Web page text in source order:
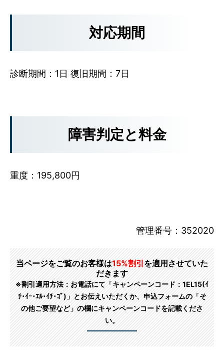
対応期間
診断期間：1日 復旧期間：7日
障害判定と料金
重度：195,800円
管理番号：352020
当ページをご覧のお客様は15%割引 を適用させていた
だきます
※割引適用方法：お電話にて「キャンペーンコード：1EL15(ｲ
ﾁ･ｲｰ･ｴﾙ･ｲﾁ･ｺﾞ)」とお伝えいただくか、申込フォームの「そ
の他ご要望など」の欄にキャンペーンコードを記載くださ
い。